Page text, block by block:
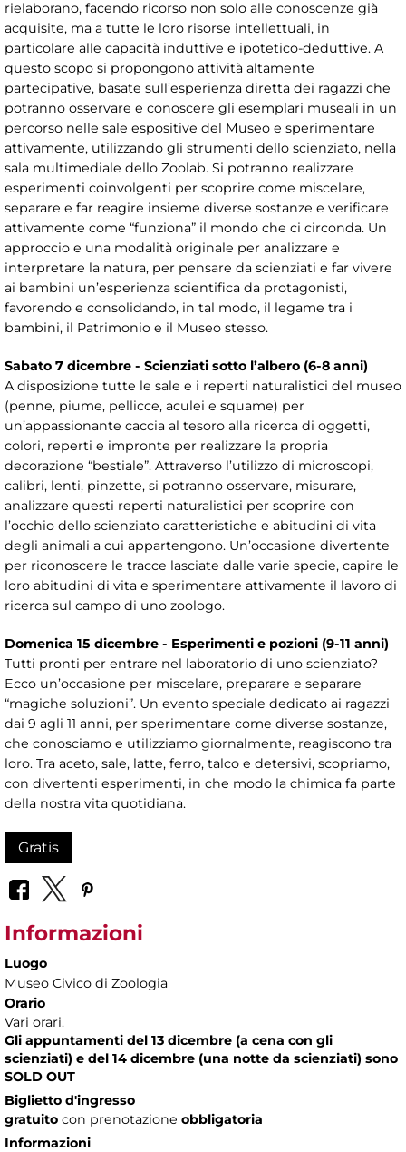
rielaborano, facendo ricorso non solo alle conoscenze già
acquisite, ma a tutte le loro risorse intellettuali, in
particolare alle capacità induttive e ipotetico-deduttive. A
questo scopo si propongono attività altamente
partecipative, basate sull’esperienza diretta dei ragazzi che
potranno osservare e conoscere gli esemplari museali in un
percorso nelle sale espositive del Museo e sperimentare
attivamente, utilizzando gli strumenti dello scienziato, nella
sala multimediale dello Zoolab. Si potranno realizzare
esperimenti coinvolgenti per scoprire come miscelare,
separare e far reagire insieme diverse sostanze e verificare
attivamente come “funziona” il mondo che ci circonda. Un
approccio e una modalità originale per analizzare e
interpretare la natura, per pensare da scienziati e far vivere
ai bambini un’esperienza scientifica da protagonisti,
favorendo e consolidando, in tal modo, il legame tra i
bambini, il Patrimonio e il Museo stesso.
Sabato 7 dicembre - Scienziati sotto l’albero (6-8 anni)
A disposizione tutte le sale e i reperti naturalistici del museo
(penne, piume, pellicce, aculei e squame) per
un’appassionante caccia al tesoro alla ricerca di oggetti,
colori, reperti e impronte per realizzare la propria
decorazione “bestiale”. Attraverso l’utilizzo di microscopi,
calibri, lenti, pinzette, si potranno osservare, misurare,
analizzare questi reperti naturalistici per scoprire con
l’occhio dello scienziato caratteristiche e abitudini di vita
degli animali a cui appartengono. Un’occasione divertente
per riconoscere le tracce lasciate dalle varie specie, capire le
loro abitudini di vita e sperimentare attivamente il lavoro di
ricerca sul campo di uno zoologo.
Domenica 15 dicembre - Esperimenti e pozioni (9-11 anni)
Tutti pronti per entrare nel laboratorio di uno scienziato?
Ecco un’occasione per miscelare, preparare e separare
“magiche soluzioni”. Un evento speciale dedicato ai ragazzi
dai 9 agli 11 anni, per sperimentare come diverse sostanze,
che conosciamo e utilizziamo giornalmente, reagiscono tra
loro. Tra aceto, sale, latte, ferro, talco e detersivi, scopriamo,
con divertenti esperimenti, in che modo la chimica fa parte
della nostra vita quotidiana.
Gratis
Informazioni
Luogo
Museo Civico di Zoologia
Orario
Vari orari.
Gli appuntamenti del 13 dicembre (a cena con gli
scienziati) e del 14 dicembre (una notte da scienziati) sono
SOLD OUT
Biglietto d'ingresso
gratuito con prenotazione obbligatoria
Informazioni